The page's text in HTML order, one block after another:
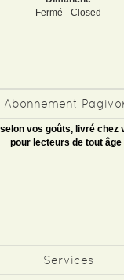
Fermé - Closed
Abonnement
vos goûts, livré chez
pour lecteurs de tout âge
Services